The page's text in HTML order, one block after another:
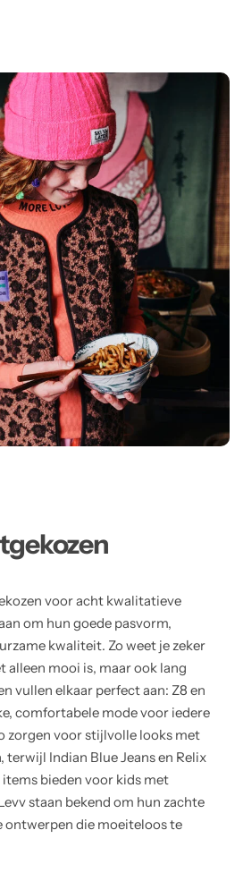
voor acht kwalitatieve
om hun goede pasvorm,
kwaliteit. Zo weet je zeker
alleen mooi is, maar ook lang
vullen elkaar perfect aan: Z8 en
comfortabele mode voor iedere
zorgen voor stijlvolle looks met
terwijl Indian Blue Jeans en Relix
bieden voor kids met
staan bekend om hun zachte
ontwerpen die moeiteloos te